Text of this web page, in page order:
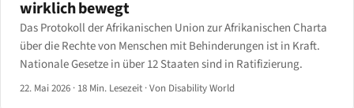
wirklich bewegt
Das Protokoll der Afrikanischen Union zur Afrikanischen Charta
über die Rechte von Menschen mit Behinderungen ist in Kraft.
Nationale Gesetze in über 12 Staaten sind in Ratifizierung.
22. Mai 2026 · 18 Min. Lesezeit ·Von Disability World